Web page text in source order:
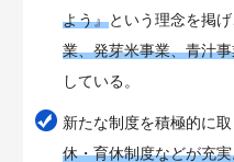
よう』という理念を掲げ
業、発芽米事業、青汁
している。
新たな制度を積極的に取
休・育休制度などが充